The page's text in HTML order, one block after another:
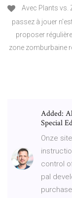
Avec Plants vs.
passez à jouer
proposer
zone zomburbaine
Added:
Special
Onze
control
pal